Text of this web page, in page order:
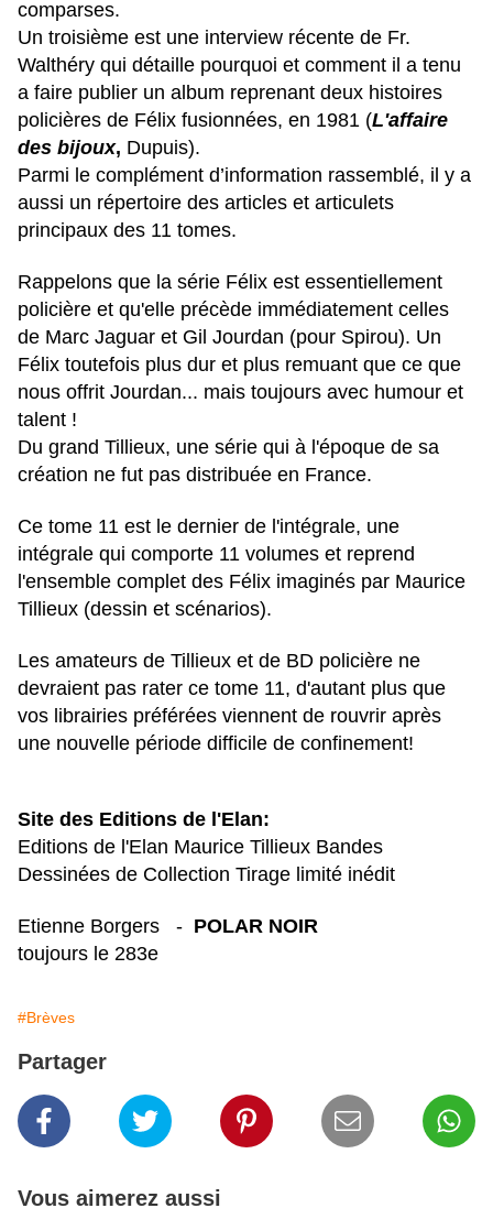
comparses.
Un troisième est une interview récente de Fr.
Walthéry qui détaille pourquoi et comment il a tenu
a faire publier un album reprenant deux histoires
policières de Félix fusionnées, en 1981 (L'affaire
des bijoux, Dupuis).
Parmi le complément d’information rassemblé, il y a
aussi un répertoire des articles et articulets
principaux des 11 tomes.
Rappelons que la série Félix est essentiellement
policière et qu'elle précède immédiatement celles
de Marc Jaguar et Gil Jourdan (pour Spirou). Un
Félix toutefois plus dur et plus remuant que ce que
nous offrit Jourdan... mais toujours avec humour et
talent !
Du grand Tillieux, une série qui à l'époque de sa
création ne fut pas distribuée en France.
Ce tome 11 est le dernier de l'intégrale, une
intégrale qui comporte 11 volumes et reprend
l'ensemble complet des Félix imaginés par Maurice
Tillieux (dessin et scénarios).
Les amateurs de Tillieux et de BD policière ne
devraient pas rater ce tome 11, d'autant plus que
vos librairies préférées viennent de rouvrir après
une nouvelle période difficile de confinement!
Site des Editions de l'Elan:
Editions de l'Elan Maurice Tillieux Bandes
Dessinées de Collection Tirage limité inédit
Etienne Borgers - POLAR NOIR
toujours le 283e
#Brèves
Partager
Vous aimerez aussi